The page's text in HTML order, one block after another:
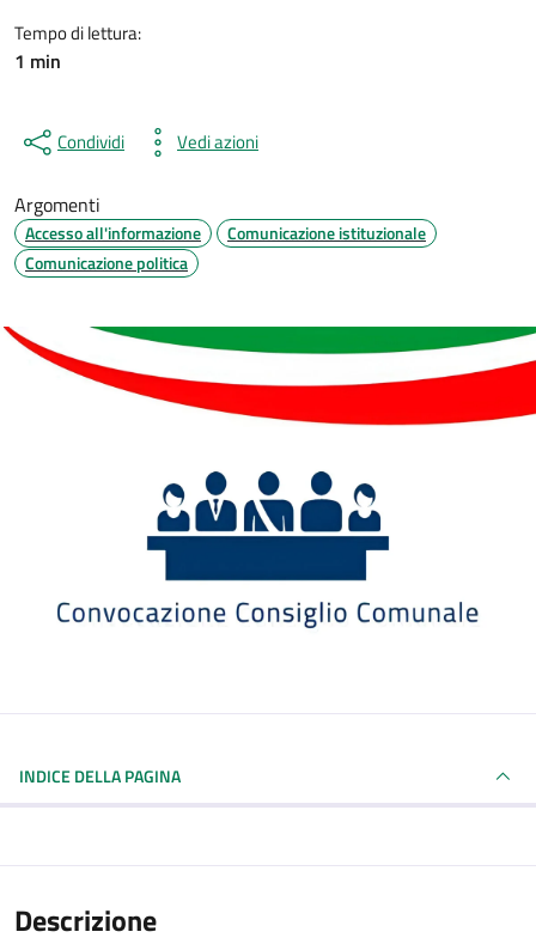
Tempo di lettura:
1 min
Condividi Vedi azioni
Argomenti
Accesso all'informazione
Comunicazione istituzionale
Comunicazione politica
INDICE DELLA PAGINA
Descrizione